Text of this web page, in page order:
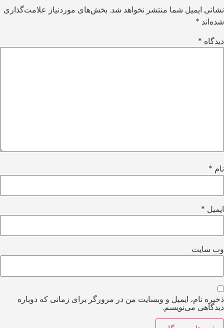
نشانی ایمیل شما منتشر نخواهد شد. بخش‌های موردنیاز علامت‌گذاری
شده‌اند *
دیدگاه *
نام *
ایمیل *
وب‌ سایت
ذخیره نام، ایمیل و وبسایت من در مرورگر برای زمانی که دوباره
دیدگاهی می‌نویسم.